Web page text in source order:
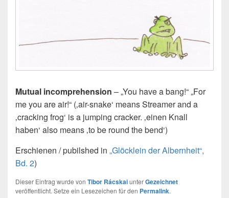
Mutual incomprehension – „You have a bang!“ „For
me you are air!“ (‚air-snake‘ means Streamer and a
‚cracking frog‘ is a jumping cracker. ‚einen Knall
haben‘ also means ‚to be round the bend‘)
Erschienen / pubilshed in „Glöcklein der Albernheit“,
Bd. 2)
Dieser Eintrag wurde von Tibor RácskaiunterGezeichnet
veröffentlicht. Setze ein Lesezeichen für den Permalink.